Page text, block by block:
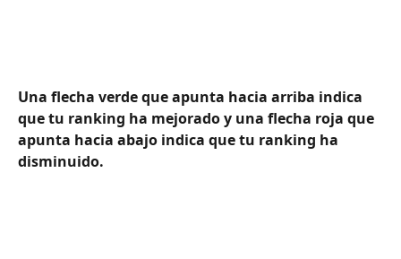
Una flecha verde que apunta hacia arriba indica
que tu ranking ha mejorado y una flecha roja que
apunta hacia abajo indica que tu ranking ha
disminuido.